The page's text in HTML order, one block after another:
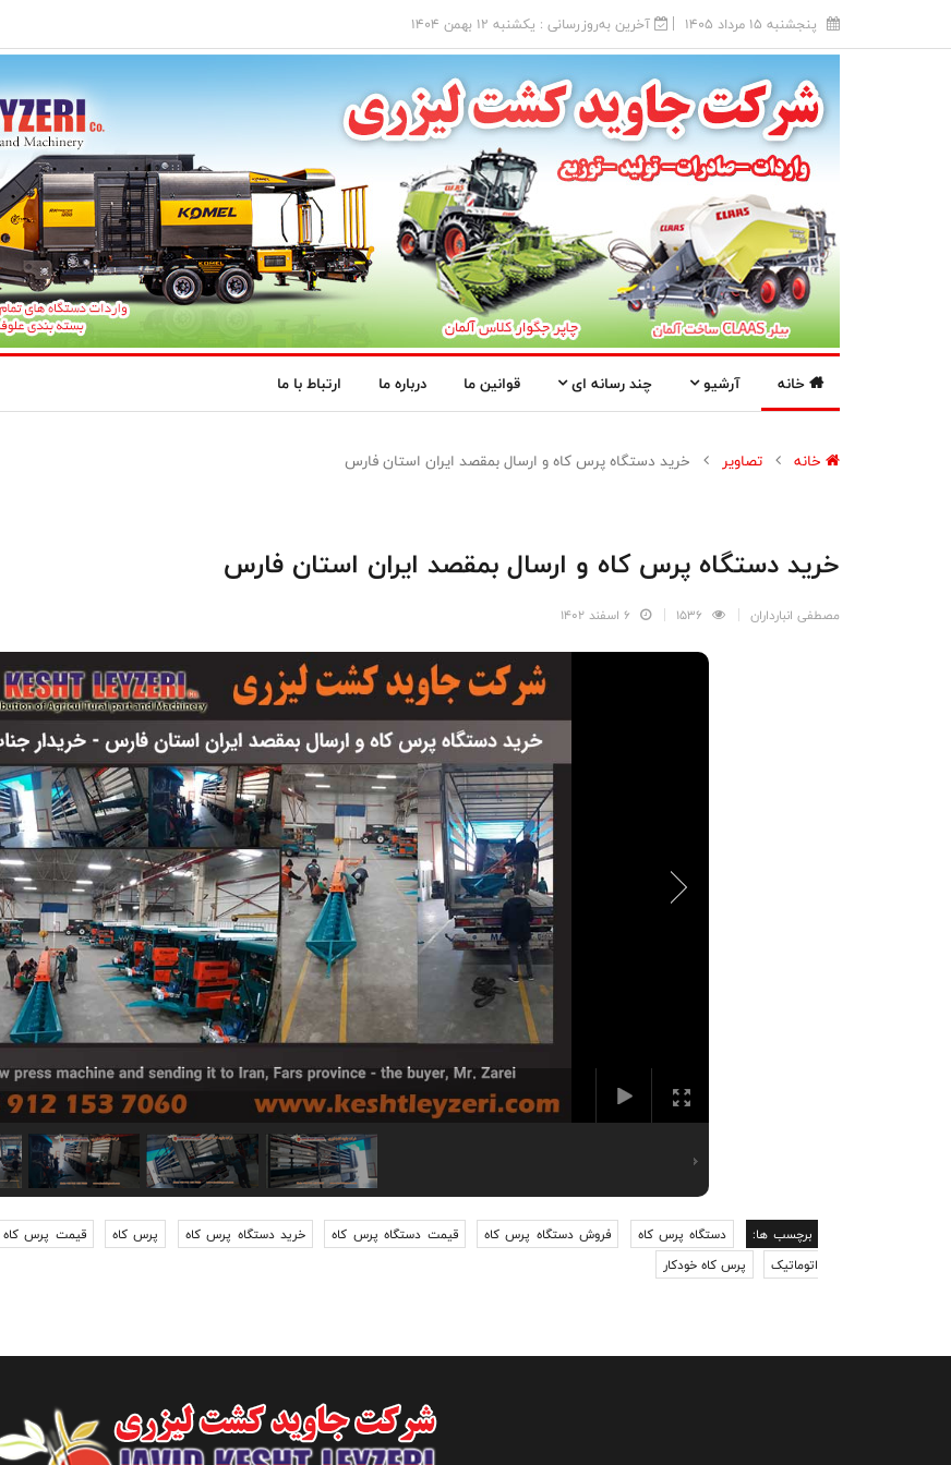
پنجشنبه 15 مرداد 1405 آخرین به‌روزرسانی : يکشنبه 12 بهمن 1404
خانه آرشیو چند رسانه ای قوانین ما درباره ما ارتباط با ما
خانه تصاویر خرید دستگاه پرس کاه و ارسال بمقصد ایران استان فارس
خرید دستگاه پرس کاه و ارسال بمقصد ایران استان فارس
مصطفی انبارداران
برچسب ها: دستگاه پرس کاه فروش دستگاه پرس کاه قیمت دستگاه پرس کاه خرید دستگاه پرس کاه پرس کاه قیمت پرس کاه
اتوماتیک
پرس کاه خودکار